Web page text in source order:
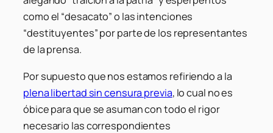
como el “desacato” o las intenciones
“destituyentes” por parte de los representantes
de la prensa.
Por supuesto que nos estamos refiriendo a la
plena libertad sin censura previa, lo cual no es
óbice para que se asuman con todo el rigor
necesario las correspondientes